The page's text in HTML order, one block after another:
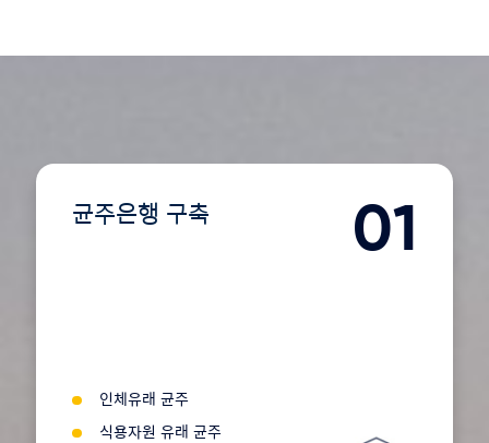
01
균주은행 구축
인체유래 균주
식용자원 유래 균주